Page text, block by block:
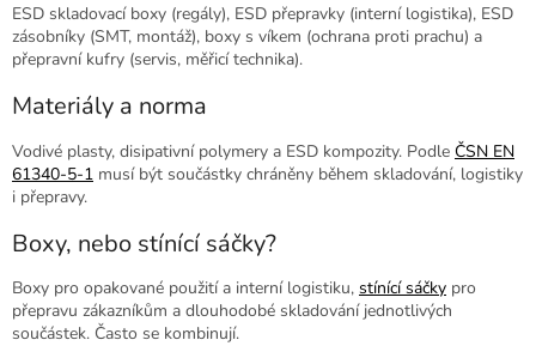
ESD skladovací boxy (regály), ESD přepravky (interní logistika), ESD
zásobníky (SMT, montáž), boxy s víkem (ochrana proti prachu) a
přepravní kufry (servis, měřicí technika).
Materiály a norma
Vodivé plasty, disipativní polymery a ESD kompozity. Podle ČSN EN
61340-5-1 musí být součástky chráněny během skladování, logistiky
i přepravy.
Boxy, nebo stínící sáčky?
Boxy pro opakované použití a interní logistiku, stínící sáčky pro
přepravu zákazníkům a dlouhodobé skladování jednotlivých
součástek. Často se kombinují.